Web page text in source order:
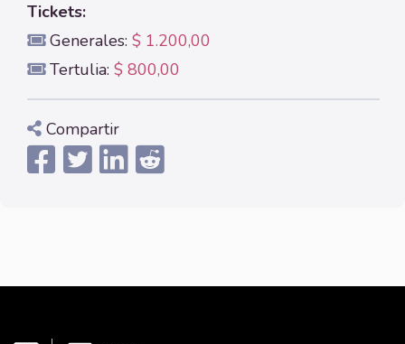
Tickets:
Generales: $ 1.200,00
Tertulia: $ 800,00
Compartir